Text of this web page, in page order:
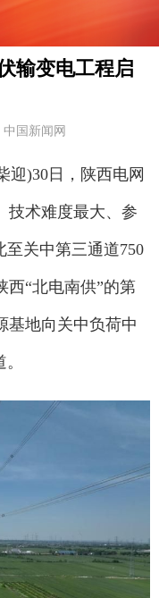
输变电工程启
中国新闻网
)30日，陕西电网
技术难度最大、参
关中第三通道750
西“北电南供”的第
基地向关中负荷中